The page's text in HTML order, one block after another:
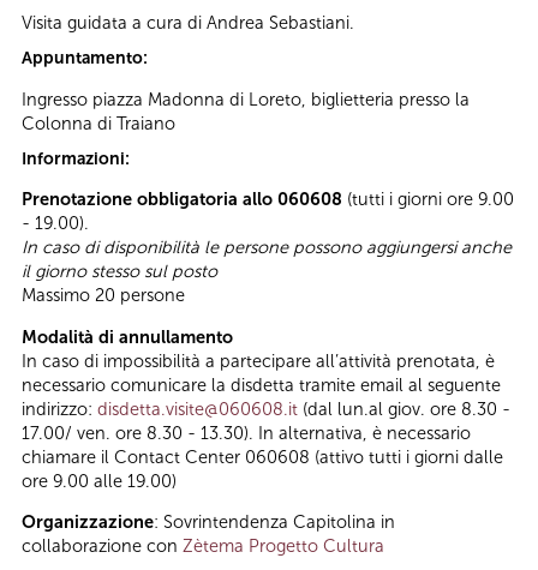
Visita guidata a cura di Andrea Sebastiani.
Appuntamento:
Ingresso piazza Madonna di Loreto, biglietteria presso la
Colonna di Traiano
Informazioni:
Prenotazione obbligatoria allo 060608 (tutti i giorni ore 9.00
- 19.00).
In caso di disponibilità le persone possono aggiungersi anche
il giorno stesso sul posto
Massimo 20 persone
Modalità di annullamento
In caso di impossibilità a partecipare all’attività prenotata, è
necessario comunicare la disdetta tramite email al seguente
indirizzo: disdetta.visite@060608.it (dal lun.al giov. ore 8.30 -
17.00/ ven. ore 8.30 - 13.30). In alternativa, è necessario
chiamare il Contact Center 060608 (attivo tutti i giorni dalle
ore 9.00 alle 19.00)
Organizzazione: Sovrintendenza Capitolina in
collaborazione con Zètema Progetto Cultura